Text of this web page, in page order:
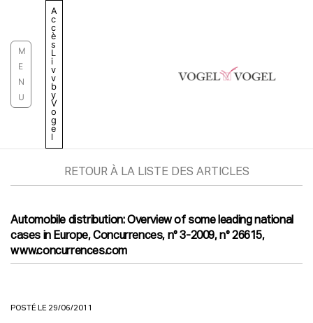
M
E
N
U
A
c
c
è
s
L
i
v
v
b
y
V
o
g
e
l
RETOUR À LA LISTE DES ARTICLES
Automobile distribution: Overview of some leading national
cases in Europe, Concurrences, n° 3-2009, n° 26615,
www.concurrences.com
POSTÉ LE 29/06/2011